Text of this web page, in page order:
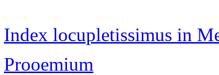
Index locupletissimus in
Prooemium